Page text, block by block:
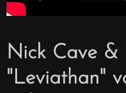
Nick Cave &
"Leviathan"